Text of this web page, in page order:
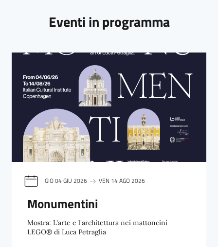
Eventi in programma
GIO 04 GIU 2026 VEN 14 AGO 2026
Monumentini
Mostra: L'arte e l'architettura nei mattoncini
LEGO® di Luca Petraglia